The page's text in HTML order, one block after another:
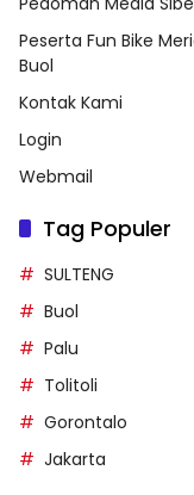
Peserta Fun Bike
Buol
Kontak Kami
Login
Webmail
Tag Populer
SULTENG
Buol
Palu
Tolitoli
Gorontalo
Jakarta